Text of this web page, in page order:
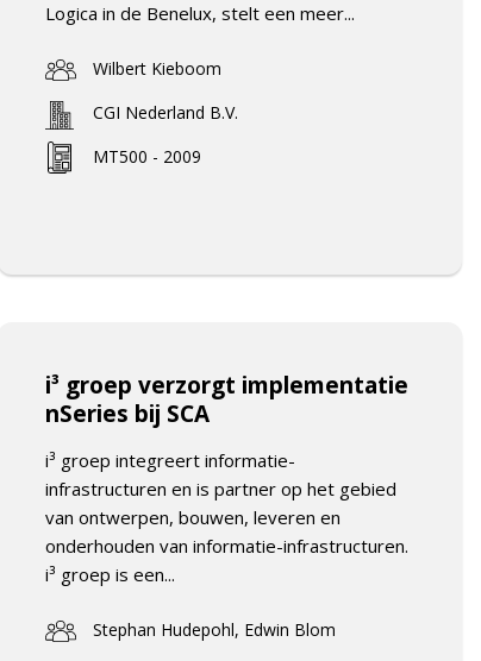
Logica in de Benelux, stelt een meer...
Wilbert Kieboom
CGI Nederland B.V.
MT500 - 2009
i³ groep verzorgt implementatie
nSeries bij SCA
i³ groep integreert informatie-
infrastructuren en is partner op het gebied
van ontwerpen, bouwen, leveren en
onderhouden van informatie-infrastructuren.
i³ groep is een...
Stephan Hudepohl, Edwin Blom